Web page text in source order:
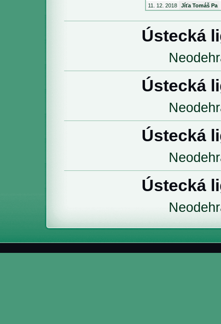
11. 12. 2018
Jíťa Tomáš Pa
Ústecká
Ústecká
Ústecká
Ústecká